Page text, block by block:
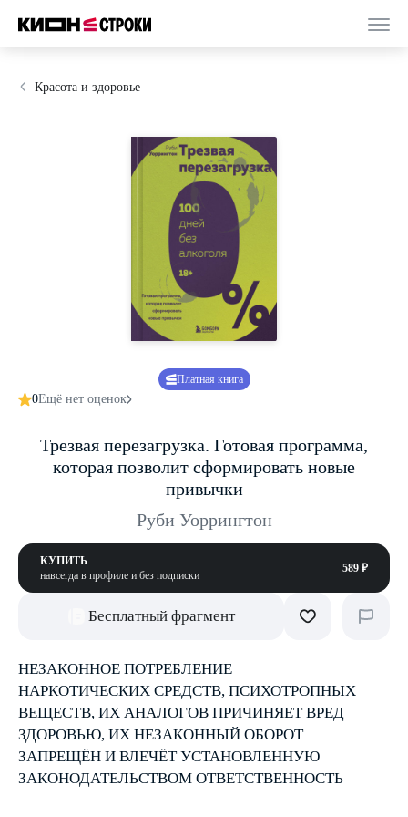
Красота и здоровье
Платная книга
0Ещё нет оценок
Трезвая перезагрузка. Готовая программа,
которая позволит сформировать новые
привычки
Руби Уоррингтон
КУПИТЬ
навсегда в профиле и без подписки
589 ₽
Бесплатный фрагмент
НЕЗАКОННОЕ ПОТРЕБЛЕНИЕ
НАРКОТИЧЕСКИХ СРЕДСТВ, ПСИХОТРОПНЫХ
ВЕЩЕСТВ, ИХ АНАЛОГОВ ПРИЧИНЯЕТ ВРЕД
ЗДОРОВЬЮ, ИХ НЕЗАКОННЫЙ ОБОРОТ
ЗАПРЕЩЁН И ВЛЕЧЁТ УСТАНОВЛЕННУЮ
ЗАКОНОДАТЕЛЬСТВОМ ОТВЕТСТВЕННОСТЬ